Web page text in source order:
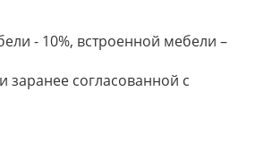
- 10%, встроенной мебели –
заранее согласованной с